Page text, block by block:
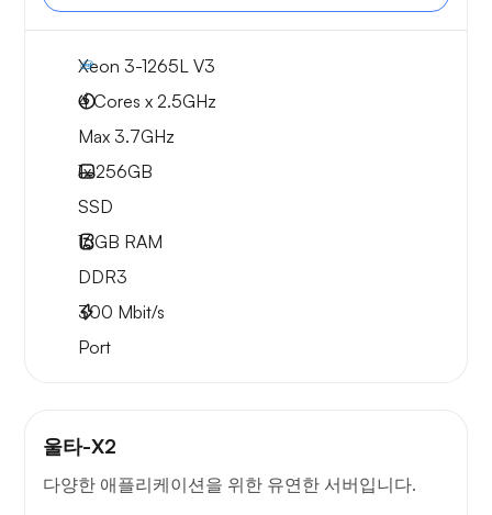
Xeon 3-1265L V3
4 Cores x 2.5GHz
Max 3.7GHz
1x256GB
SSD
16GB RAM
DDR3
300 Mbit/s
Port
울타-X2
다양한 애플리케이션을 위한 유연한 서버입니다.